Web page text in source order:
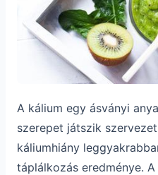
A kálium egy ásványi
szerepet játszik
káliumhiány
táplálkozás eredménye.